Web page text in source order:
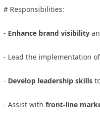
# Responsibilities:
- Enhance brand visibility
- Lead the implementation
- Develop leadership skills
- Assist with front-line